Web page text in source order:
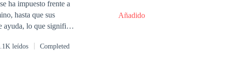
ha impuesto frente a
hasta que sus
ayuda, lo que significa
se basta. Hasta que
leídos Completed
Añadido